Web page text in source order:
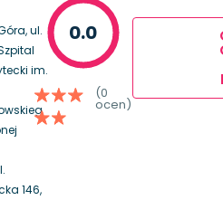
ul.
im.
146,
0.0
(0
ocen)